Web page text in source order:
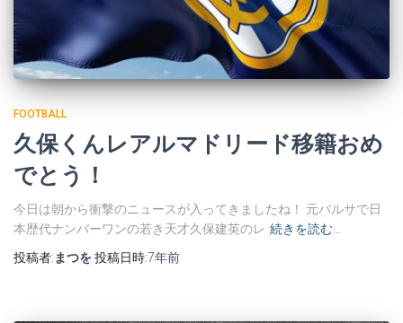
FOOTBALL
久保くんレアルマドリード移籍おめ
でとう！
今日は朝から衝撃のニュースが入ってきましたね！ 元バルサで日
本歴代ナンバーワンの若き天才久保建英のレ 続きを読む…
投稿者: まつを投稿日時:7年前